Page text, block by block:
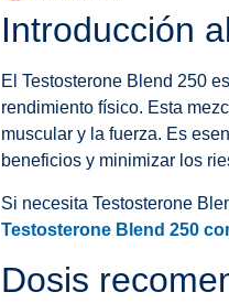
Introducción
El Testosterone Blend 250
rendimiento físico. Esta
muscular y la fuerza. Es
beneficios y minimizar los
Si necesita Testosterone
Testosterone Blend 250
Dosis